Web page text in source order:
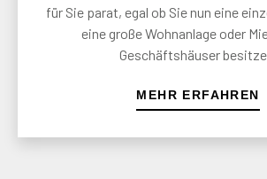
für Sie parat, egal ob Sie nun eine
eine große Wohnanlage oder
Geschäftshäuser
MEHR ERFAHREN